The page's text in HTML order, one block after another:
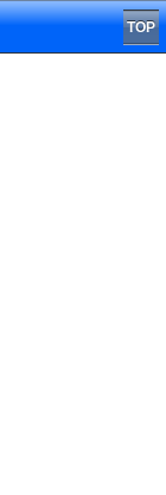
TOP